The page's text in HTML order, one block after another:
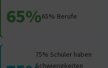
65%65% Berufe
75% Schüler haben